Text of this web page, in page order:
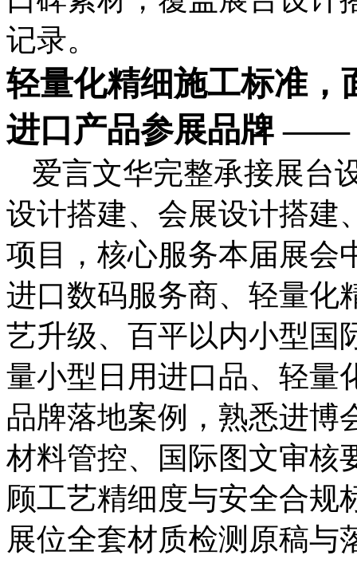
记录。
轻量化精细施工标准，
进口产品参展品牌 ——
爱言文华完整承接展台
设计搭建、会展设计搭建
项目，核心服务本届展会
进口数码服务商、轻量化
艺升级、百平以内小型国
量小型日用进口品、轻量
品牌落地案例，熟悉进博
材料管控、国际图文审核
顾工艺精细度与安全合规
展位全套材质检测原稿与